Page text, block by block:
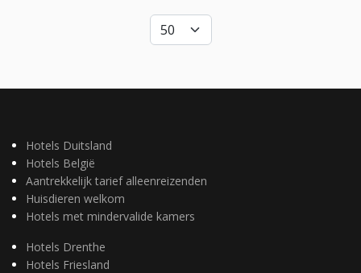
Hotels Duitsland
Hotels België
Aantrekkelijk tarief alleenreizenden
Huisdieren welkom
Hotels met mindervalide kamers
Hotels Drenthe
Hotels Friesland